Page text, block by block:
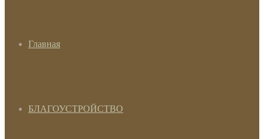
Главная
БЛАГОУСТРОЙСТВО